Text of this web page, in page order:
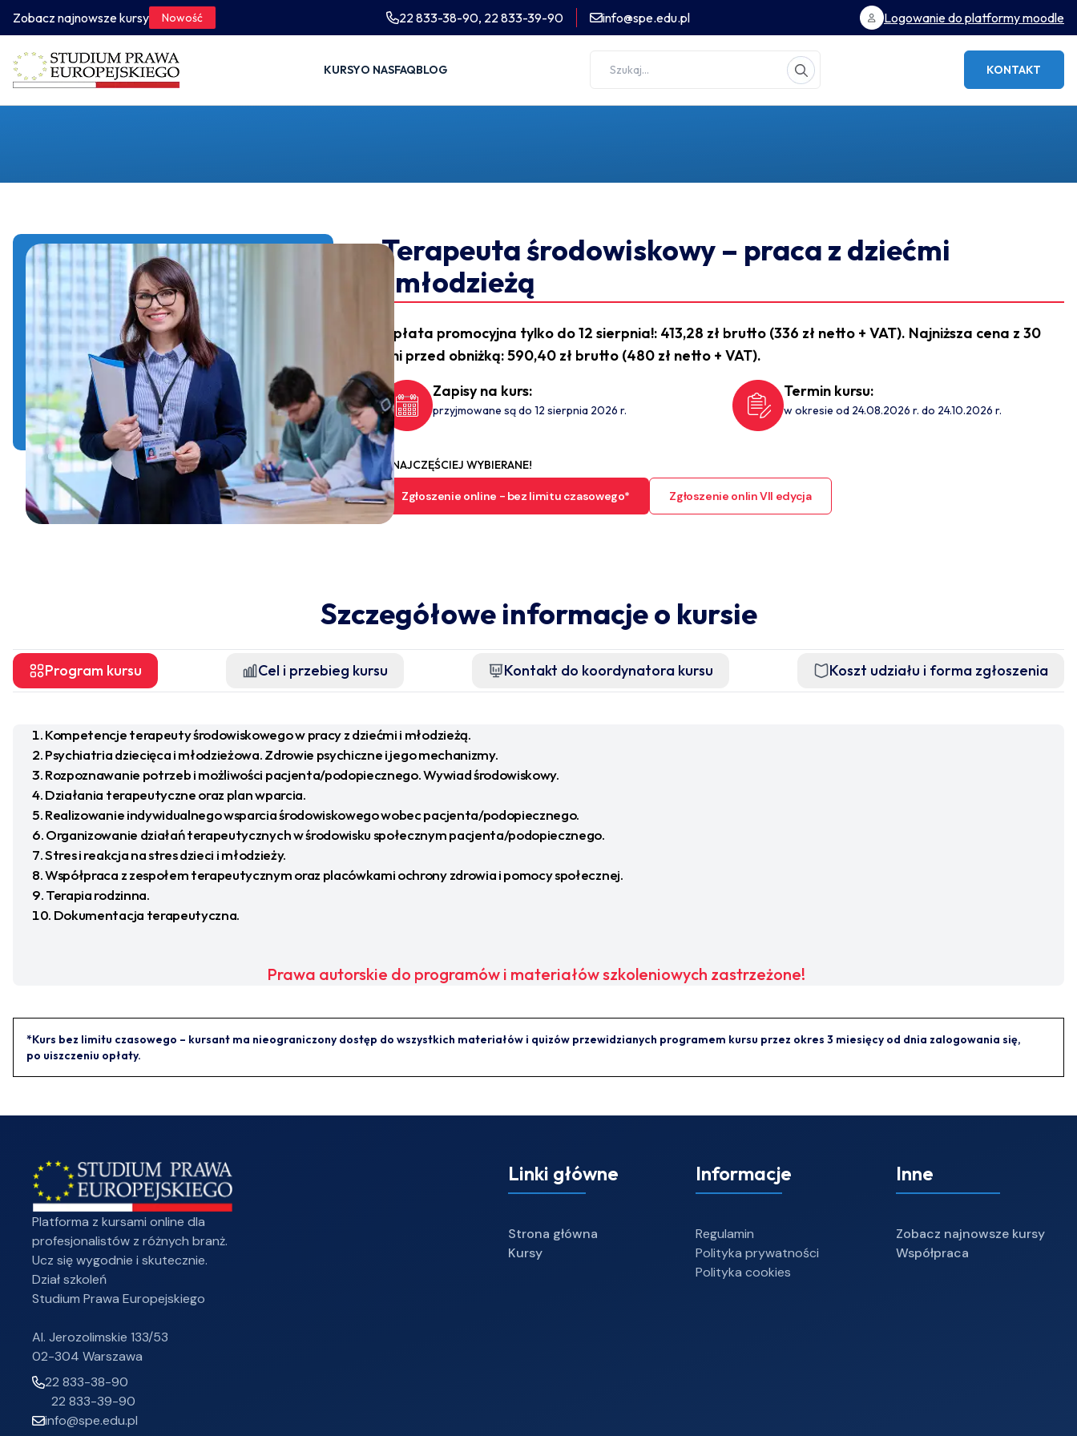
Zobacz najnowsze kursy Nowość 22 833-38-90, 22 833-39-90 info@spe.edu.pl Logowanie do platformy moodle
KURSYO NASFAQBLOG KONTAKT
Terapeuta środowiskowy – praca z dziećmi
i młodzieżą
Opłata promocyjna tylko do 12 sierpnia!: 413,28 zł brutto (336 zł netto + VAT). Najniższa cena z 30
dni przed obniżką: 590,40 zł brutto (480 zł netto + VAT).
Zapisy na kurs:
przyjmowane są do 12 sierpnia 2026 r.
Termin kursu:
w okresie od 24.08.2026 r. do 24.10.2026 r.
NAJCZĘŚCIEJ WYBIERANE!
Zgłoszenie online - bez limitu czasowego* Zgłoszenie onlin VII edycja
Szczegółowe informacje o kursie
Program kursu Cel i przebieg kursu Kontakt do koordynatora kursu Koszt udziału i forma zgłoszenia
Kompetencje terapeuty środowiskowego w pracy z dziećmi i młodzieżą.
Psychiatria dziecięca i młodzieżowa. Zdrowie psychiczne i jego mechanizmy.
Rozpoznawanie potrzeb i możliwości pacjenta/podopiecznego. Wywiad środowiskowy.
Działania terapeutyczne oraz plan wparcia.
Realizowanie indywidualnego wsparcia środowiskowego wobec pacjenta/podopiecznego.
Organizowanie działań terapeutycznych w środowisku społecznym pacjenta/podopiecznego.
Stres i reakcja na stres dzieci i młodzieży.
Współpraca z zespołem terapeutycznym oraz placówkami ochrony zdrowia i pomocy społecznej.
Terapia rodzinna.
Dokumentacja terapeutyczna.
Prawa autorskie do programów i materiałów szkoleniowych zastrzeżone!
*Kurs bez limitu czasowego – kursant ma nieograniczony dostęp do wszystkich materiałów i quizów przewidzianych programem kursu przez okres 3 miesięcy od dnia zalogowania się,
po uiszczeniu opłaty.
Platforma z kursami online dla
profesjonalistów z różnych branż.
Ucz się wygodnie i skutecznie.
Dział szkoleń
Studium Prawa Europejskiego
Al. Jerozolimskie 133/53
02-304 Warszawa
22 833-38-90
22 833-39-90
info@spe.edu.pl
Linki główne
Strona główna
Kursy
Informacje
Regulamin
Polityka prywatności
Polityka cookies
Inne
Zobacz najnowsze kursy
Współpraca